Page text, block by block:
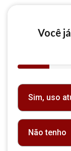
Você
40%
Sim, uso
Não tenho